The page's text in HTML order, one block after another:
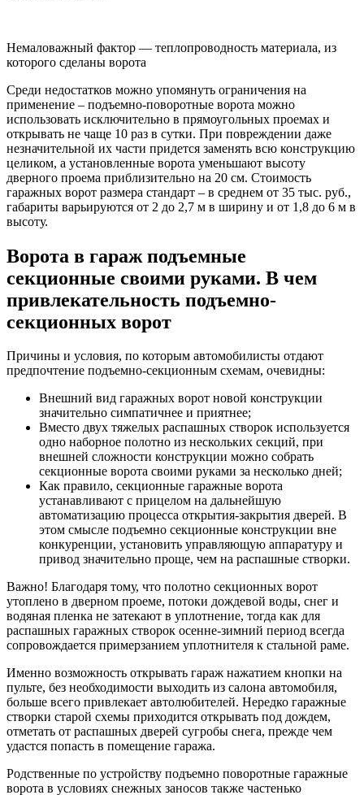
Немаловажный фактор — теплопроводность материала, из
которого сделаны ворота
Среди недостатков можно упомянуть ограничения на
применение – подъемно-поворотные ворота можно
использовать исключительно в прямоугольных проемах и
открывать не чаще 10 раз в сутки. При повреждении даже
незначительной их части придется заменять всю конструкцию
целиком, а установленные ворота уменьшают высоту
дверного проема приблизительно на 20 см. Стоимость
гаражных ворот размера стандарт – в среднем от 35 тыс. руб.,
габариты варьируются от 2 до 2,7 м в ширину и от 1,8 до 6 м в
высоту.
Ворота в гараж подъемные
секционные своими руками. В чем
привлекательность подъемно-
секционных ворот
Причины и условия, по которым автомобилисты отдают
предпочтение подъемно-секционным схемам, очевидны:
Внешний вид гаражных ворот новой конструкции
значительно симпатичнее и приятнее;
Вместо двух тяжелых распашных створок используется
одно наборное полотно из нескольких секций, при
внешней сложности конструкции можно собрать
секционные ворота своими руками за несколько дней;
Как правило, секционные гаражные ворота
устанавливают с прицелом на дальнейшую
автоматизацию процесса открытия-закрытия дверей. В
этом смысле подъемно секционные конструкции вне
конкуренции, установить управляющую аппаратуру и
привод значительно проще, чем на распашные створки.
Важно! Благодаря тому, что полотно секционных ворот
утоплено в дверном проеме, потоки дождевой воды, снег и
водяная пленка не затекают в уплотнение, тогда как для
распашных гаражных створок осенне-зимний период всегда
сопровождается примерзанием уплотнителя к стальной раме.
Именно возможность открывать гараж нажатием кнопки на
пульте, без необходимости выходить из салона автомобиля,
больше всего привлекает автолюбителей. Нередко гаражные
створки старой схемы приходится открывать под дождем,
отметать от распашных дверей сугробы снега, прежде чем
удастся попасть в помещение гаража.
Родственные по устройству подъемно поворотные гаражные
ворота в условиях снежных заносов также частенько